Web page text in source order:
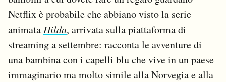
Netflix è probabile che abbiano visto la serie
animata Hilda, arrivata sulla piattaforma di
streaming a settembre: racconta le avventure di
una bambina con i capelli blu che vive in un paese
immaginario ma molto simile alla Norvegia e alla